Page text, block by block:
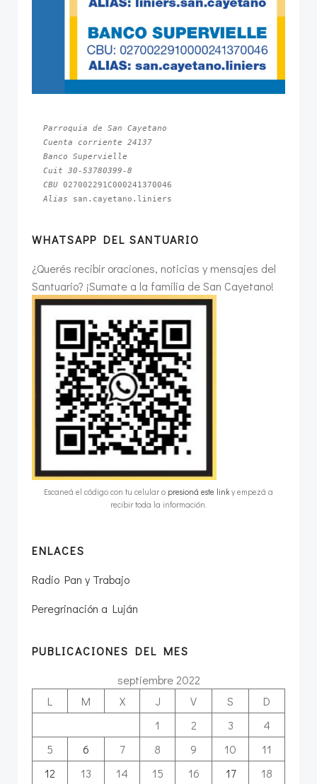
Parroquia de San Cayetano
Cuenta corriente 24137
Banco Supervielle
Cuit 30-53780399-8
CBU
Alias san.cayetano.liniers
WHATSAPP DEL SANTUARIO
¿Querés recibir oraciones, noticias y mensajes del
Santuario? ¡Sumate a la familia de San Cayetano!
Escaneá el código con tu celular o presioná este link y empezá a
recibir toda la información.
ENLACES
Radio Pan y Trabajo
Peregrinación a Luján
PUBLICACIONES DEL MES
septiembre 2022
L
M X J V S
D
1
2 3
4
5
6 7 8 9 10
11
12
13 14 15 16 17 18